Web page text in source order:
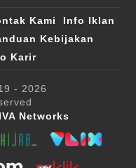
Kami
Info Iklan
Kebijakan
Karir
- 2026
Networks